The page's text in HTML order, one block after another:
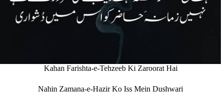
Kahan Farishta-e-Tehzeeb Ki Zaroorat Hai
Nahin Zamana-e-Hazir Ko Iss Mein Dushwari